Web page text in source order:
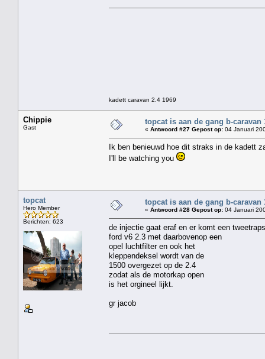
kadett caravan 2.4 1969
Chippie
Gast
topcat is aan de gang b-caravan
« Antwoord #27 Gepost op: 04 Januari
Ik ben benieuwd hoe dit straks in de kadett
I'll be watching you
topcat
Hero Member
Berichten: 623
topcat is aan de gang b-caravan
« Antwoord #28 Gepost op: 04 Januari
de injectie gaat eraf en er komt een
ford v6 2.3 met daarbovenop een
opel luchtfilter en ook het
kleppendeksel wordt van de
1500 overgezet op de 2.4
zodat als de motorkap open
is het orgineel lijkt.
gr jacob